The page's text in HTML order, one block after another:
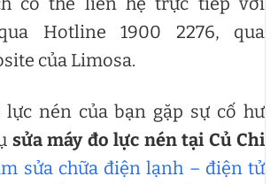
Hotline 1900 2276, qua
của Limosa.
lực nén của bạn gặp sự cố hư
sửa máy đo lực nén tại Củ Chi
sửa chữa điện lạnh – điện tử